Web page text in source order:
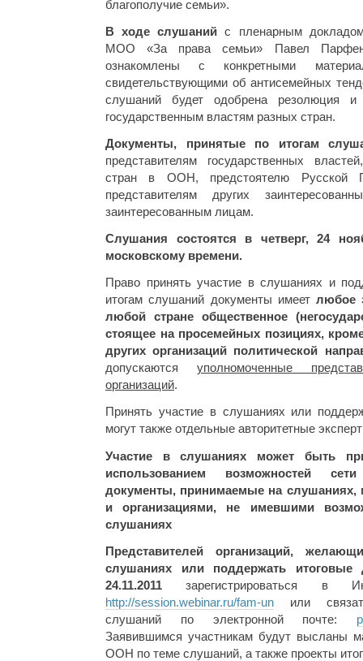
благополучие семьи».
В ходе слушаний с пленарным
МОО «За права семьи» Павел
ознакомлены с конкретными
свидетельствующими об антисемейных
слушаний будет одобрена резолюция
государственным властям разных стран.
Документы, принятые по итогам
представителям государственных
стран в ООН, предстоятелю Русской
представителям других
заинтересованным лицам.
Слушания состоятся в четверг, 24
московскому времени.
Право принять участие в слушаниях и
итогам слушаний документы имеетлюбое
любой стране общественное
стоящее на просемейных позициях,
других организаций политической
допускаются уполномоченные
организаций.
Принять участие в слушаниях или
могут также отдельные авторитетные
Участие в слушаниях может быть
использованием возможностей
документы, принимаемые на слушаниях,
и организациями, не имевшими
слушаниях
Представителей организаций,
слушаниях или поддержать
24.11.2011 зарегистрироваться в
http://session.webinar.ru/fam-un или
слушаний по электронной почте:
Заявившимся участникам будут высланы
ООН по теме слушаний, а также проекты